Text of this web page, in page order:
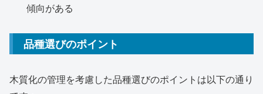
傾向がある
品種選びのポイント
木質化の管理を考慮した品種選びのポイントは以下の通り